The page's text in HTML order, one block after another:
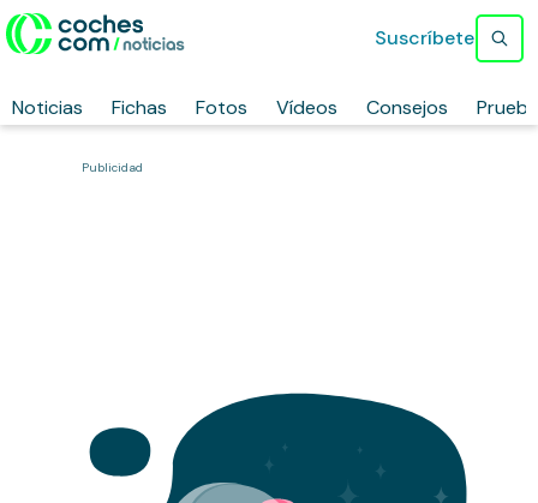
Noticias Fichas Fotos Vídeos Consejos
Suscríbete
Publicidad